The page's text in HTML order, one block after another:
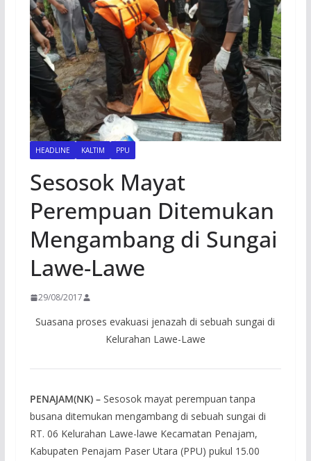
HEADLINE KALTIM PPU
Sesosok Mayat
Perempuan Ditemukan
Mengambang di Sungai
Lawe-Lawe
29/08/2017
Suasana proses evakuasi jenazah di sebuah sungai di
Kelurahan Lawe-Lawe
PENAJAM(NK) –Sesosok mayat perempuan tanpa
busana ditemukan mengambang di sebuah sungai di
RT. 06 Kelurahan Lawe-lawe Kecamatan Penajam,
Kabupaten Penajam Paser Utara (PPU) pukul 15.00